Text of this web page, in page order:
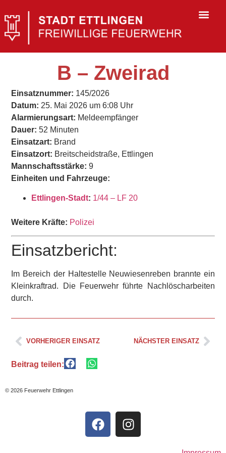
B – Zweirad
Einsatznummer: 145/2026
Datum: 25. Mai 2026 um 6:08 Uhr
Alarmierungsart: Meldeempfänger
Dauer: 52 Minuten
Einsatzart: Brand
Einsatzort: Breitscheidstraße, Ettlingen
Mannschaftsstärke: 9
Einheiten und Fahrzeuge:
Ettlingen-Stadt: 1/44 – LF 20
Weitere Kräfte: Polizei
Einsatzbericht:
Im Bereich der Haltestelle Neuwiesenreben brannte ein
Kleinkraftrad. Die Feuerwehr führte Nachlöscharbeiten
durch.
VORHERIGER EINSATZ NÄCHSTER EINSATZ
Beitrag teilen:
© 2026 Feuerwehr Ettlingen